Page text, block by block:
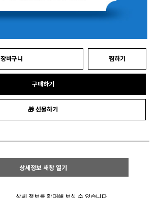
장바구니 찜하기
구매하기
🎁 선물하기
상세정보 새창 열기
상세 정보를 확대해 보실 수 있습니다.